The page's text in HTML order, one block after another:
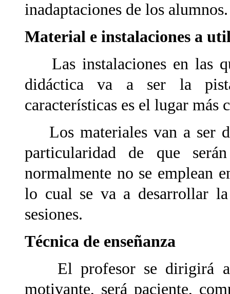
inadaptaciones de los
Material e instalaciones a
Las instalaciones en las
didáctica va a ser la
características es el lugar más
Los materiales van a ser
particularidad de que
normalmente no se emplean
lo cual se va a desarrollar
sesiones.
Técnica de enseñanza
El profesor se dirigirá a
motivante, será paciente,